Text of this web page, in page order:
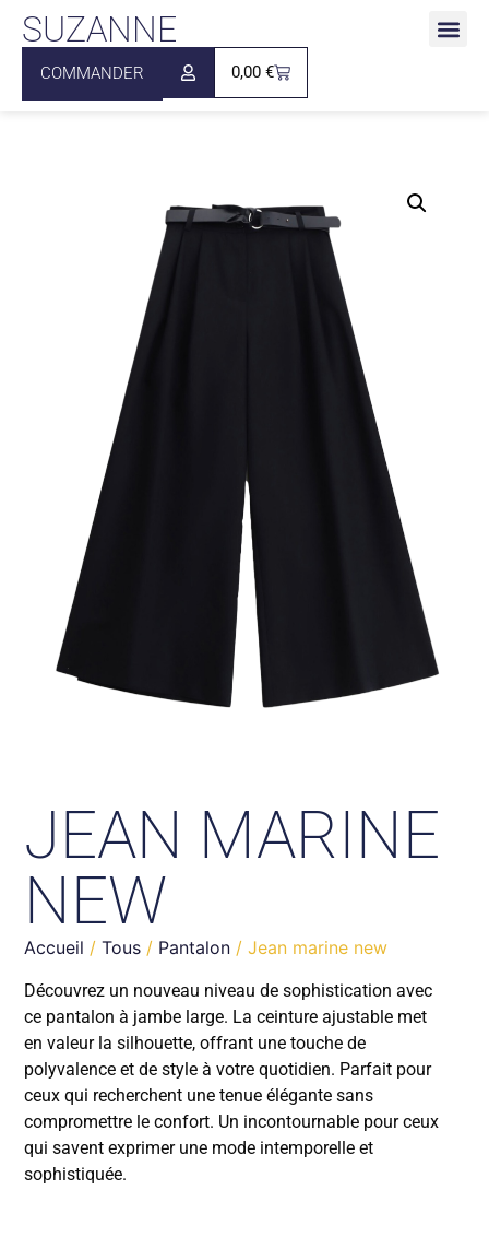
SUZANNE
COMMANDER 0,00 €
JEAN MARINE
NEW
Accueil /Tous / Pantalon / Jean marine new
Découvrez un nouveau niveau de sophistication avec
ce pantalon à jambe large. La ceinture ajustable met
en valeur la silhouette, offrant une touche de
polyvalence et de style à votre quotidien. Parfait pour
ceux qui recherchent une tenue élégante sans
compromettre le confort. Un incontournable pour ceux
qui savent exprimer une mode intemporelle et
sophistiquée.